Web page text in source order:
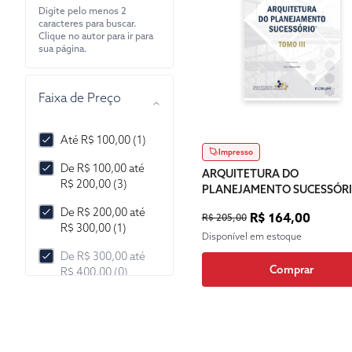
Digite pelo menos 2
caracteres para buscar.
Clique no autor para ir para
sua página.
Faixa de Preço
Até R$ 100,00 (1)
De R$ 100,00 até
R$ 200,00 (3)
De R$ 200,00 até
R$ 300,00 (1)
De R$ 300,00 até
R$ 400,00 (0)
Impresso
ARQUITETURA DO
PLANEJAMENTO
R$ 205,00 R$ 164,00
Disponível em estoque
Comprar